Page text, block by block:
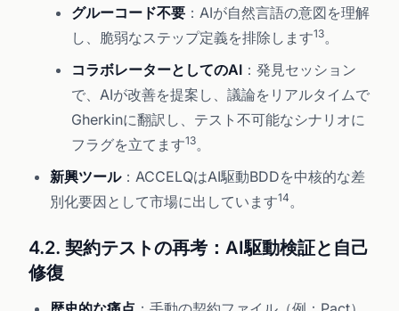
グルーコード不要 ：AIが自然言語の意図を理解
し、脆弱なステップ定義を排除します13。
コラボレーターとしてのAI ：発見セッション
で、AIが改善を提案し、議論をリアルタイムで
Gherkinに翻訳し、テスト不可能なシナリオに
フラグを立てます13。
新興ツール：ACCELQはAI駆動BDDを中核的な差
別化要因として市場に出しています14。
4.2. 契約テストの再考：AI駆動検証と自己
修復